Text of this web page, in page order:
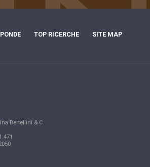
TOP RICERCHE SITE MAP
Bertellini & C.